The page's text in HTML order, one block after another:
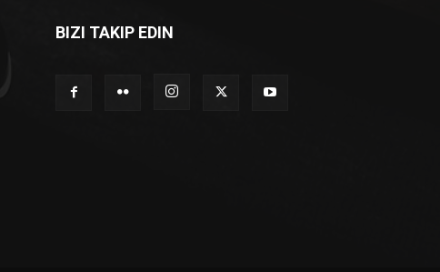
BIZI TAKIP EDIN